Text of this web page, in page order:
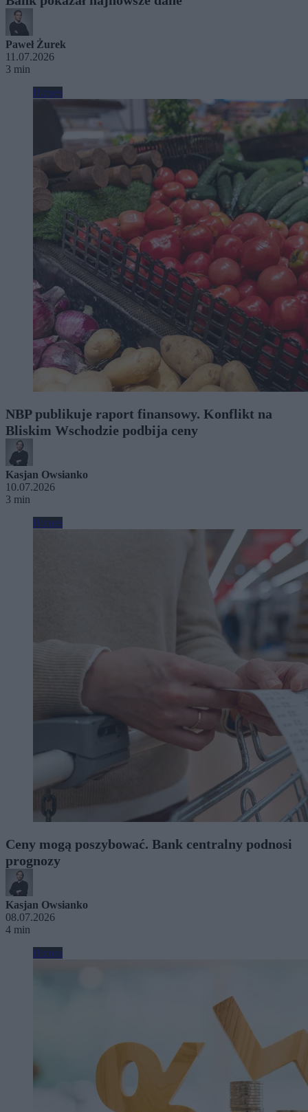
Paweł Żurek
11.07.2026
3 min
Biznes
NBP publikuje raport finansowy. Konflikt na
Bliskim Wschodzie podbija ceny
Kasjan Owsianko
10.07.2026
3 min
Biznes
Ceny mogą poszybować. Bank centralny podnosi
prognozy
Kasjan Owsianko
08.07.2026
4 min
Biznes